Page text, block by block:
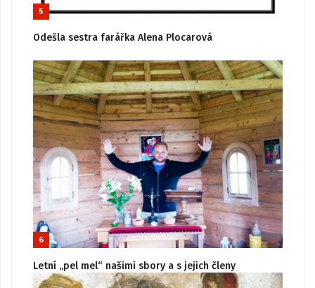
5
Odešla sestra farářka Alena Plocarová
6
Letní „pel mel“ našimi sbory a s jejich členy